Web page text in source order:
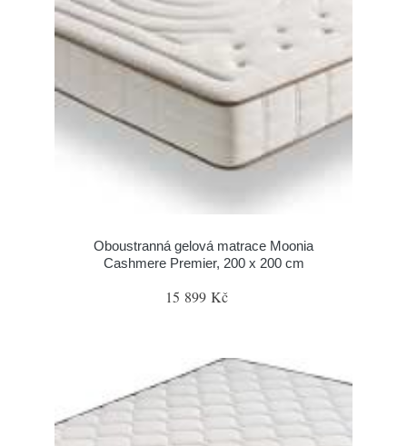
Oboustranná gelová matrace Moonia
Cashmere Premier, 200 x 200 cm
15 899 Kč